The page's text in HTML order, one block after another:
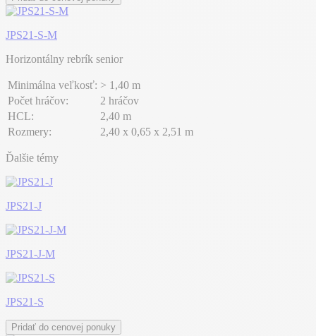
JPS21-S-M
Horizontálny rebrík senior
Minimálna veľkosť: > 1,40 m
Počet hráčov:
2 hráčov
HCL:
2,40 m
Rozmery:
2,40 x 0,65 x 2,51 m
Ďalšie témy
JPS21-J
JPS21-J-M
JPS21-S
Pridať do cenovej ponuky